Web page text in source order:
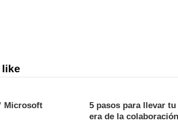
like
Microsoft
5 pasos para llevar
era de la colaboración